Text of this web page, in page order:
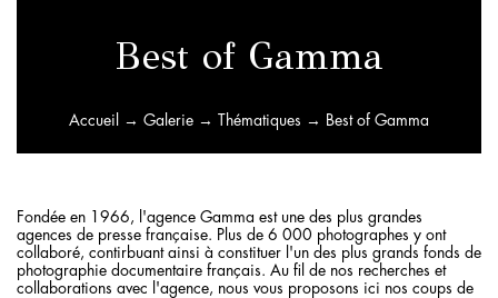
Best of Gamma
Accueil → Galerie → Thématiques → Best of Gamma
Fondée en 1966, l'agence Gamma est une des plus grandes
agences de presse française. Plus de 6 000 photographes y ont
collaboré, contirbuant ainsi à constituer l'un des plus grands fonds de
photographie documentaire français. Au fil de nos recherches et
collaborations avec l'agence, nous vous proposons ici nos coups de